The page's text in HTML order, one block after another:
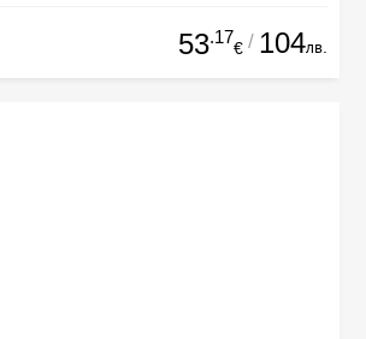
53.17
€ / 104лв.